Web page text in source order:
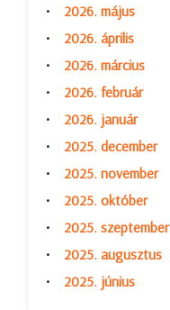
2026. május
2026. április
2026. március
2026. február
2026. január
2025. december
2025. november
2025. október
2025. szeptember
2025. augusztus
2025. június